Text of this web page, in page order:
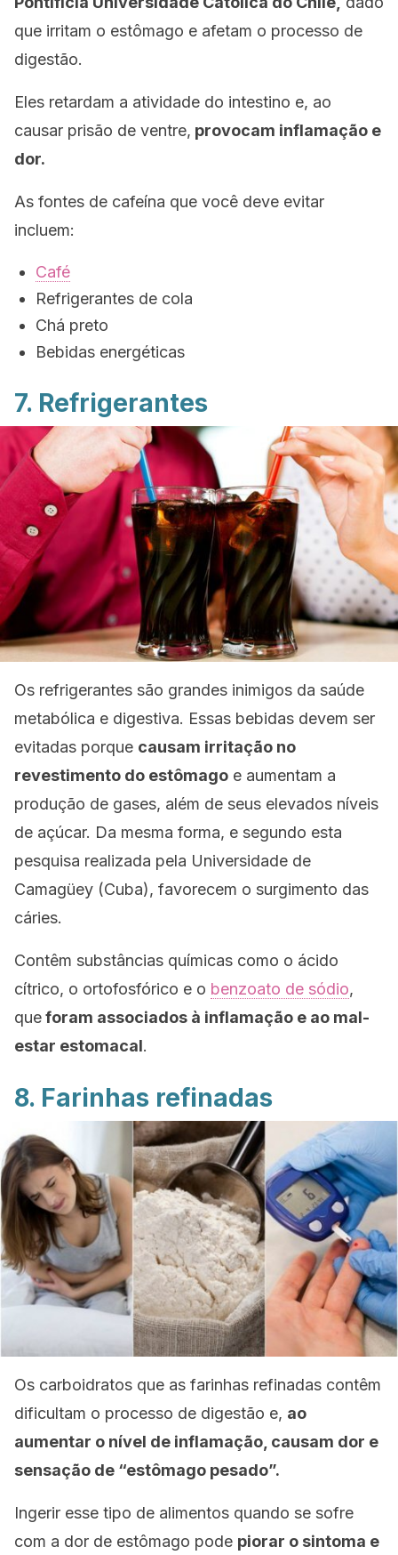
que irritam o estômago e afetam o processo de
digestão.
Eles retardam a atividade do intestino e, ao
causar prisão de ventre, provocam inflamação e
dor.
As fontes de cafeína que você deve evitar
incluem:
Café
Refrigerantes de cola
Chá preto
Bebidas energéticas
7. Refrigerantes
Os refrigerantes são grandes inimigos da saúde
metabólica e digestiva. Essas bebidas devem ser
evitadas porque causam irritação no
revestimento do estômago e aumentam a
produção de gases, além de seus elevados níveis
de açúcar. Da mesma forma, e segundo esta
pesquisa realizada pela Universidade de
Camagüey (Cuba), favorecem o surgimento das
cáries.
Contêm substâncias químicas como o ácido
cítrico, o ortofosfórico e o benzoato de sódio,
queforam associados à inflamação e ao mal-
estar estomacal.
8. Farinhas refinadas
Os carboidratos que as farinhas refinadas contêm
dificultam o processo de digestão e, ao
aumentar o nível de inflamação, causam dor e
sensação de “estômago pesado”.
Ingerir esse tipo de alimentos quando se sofre
com a dor de estômago pode piorar o sintoma e